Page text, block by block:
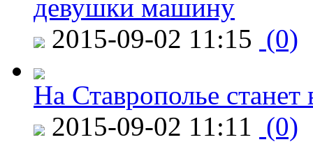
девушки машину
2015-09-02 11:15 (0)
На Ставрополье
2015-09-02 11:11 (0)